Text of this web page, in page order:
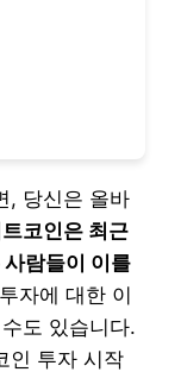
, 당신은 올바
코인은 최근
사람들이 이를
자에 대한 이
도 있습니다.
인 투자 시작